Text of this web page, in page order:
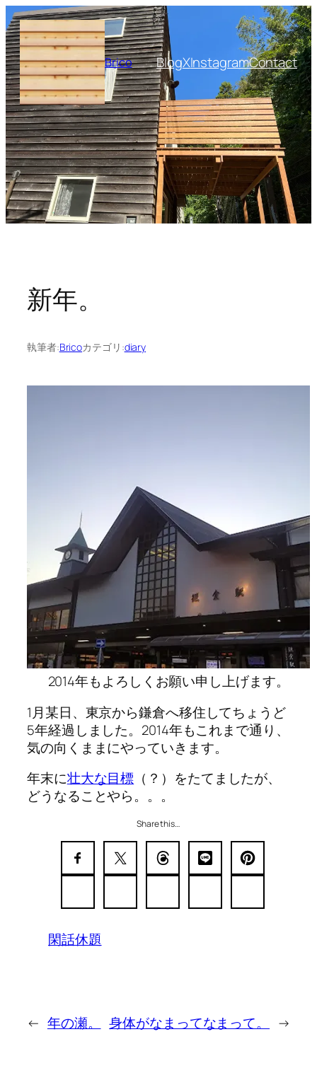
内
容
を
ス
キ
ッ
プ
Brico BlogXInstagramContact
新年。
執筆者:Bricoカテゴリ:diary
2014年もよろしくお願い申し上げます。
1月某日、東京から鎌倉へ移住してちょうど
5年経過しました。2014年もこれまで通り、
気の向くままにやっていきます。
年末に壮大な目標 （？）をたてましたが、
どうなることやら。。。
Share this…
閑話休題
← 年の瀬。 身体がなまってなまって。 →